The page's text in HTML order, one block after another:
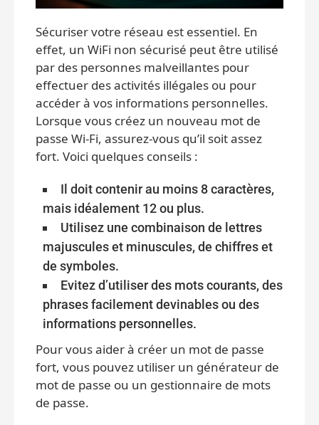
Sécuriser votre réseau est essentiel. En
effet, un WiFi non sécurisé peut être utilisé
par des personnes malveillantes pour
effectuer des activités illégales ou pour
accéder à vos informations personnelles.
Lorsque vous créez un nouveau mot de
passe Wi-Fi, assurez-vous qu’il soit assez
fort. Voici quelques conseils :
Il doit contenir au moins 8 caractères,
mais idéalement 12 ou plus.
Utilisez une combinaison de lettres
majuscules et minuscules, de chiffres et
de symboles.
Evitez d’utiliser des mots courants, des
phrases facilement devinables ou des
informations personnelles.
Pour vous aider à créer un mot de passe
fort, vous pouvez utiliser un générateur de
mot de passe ou un gestionnaire de mots
de passe.